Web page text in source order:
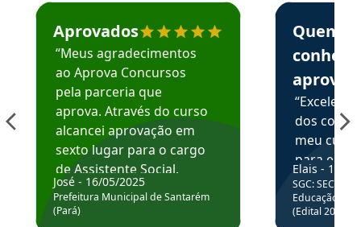
Estudante José recomenda o Aprova Concursos em
Aprovados
“Meus agradecimentos
ao Aprova Concursos
pela parceria que
aprova. Através do curso
alcancei aprovação em
sexto lugar para o cargo
de Assistente Social.
Hoje estou atuando na
Prefeitura de Santarém.
José - 16/05/2025
Prefeitura Municipal de Santarém
(Pará)
Estudante
Quem
aprova
dos
meu
para
colocar
através
de
Elais - 15/
SGC: SEC BA
Educação
(Edital